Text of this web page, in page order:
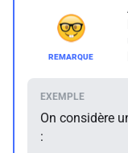
On considère
: